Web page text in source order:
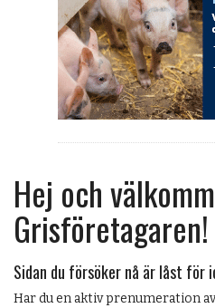
LÄNKAR
ANNONSERA
PRENUMERERA
OM OSS
Hej och
Grisföretagaren!
Sidan du försöker nå är låst för
Har du en aktiv prenumeration